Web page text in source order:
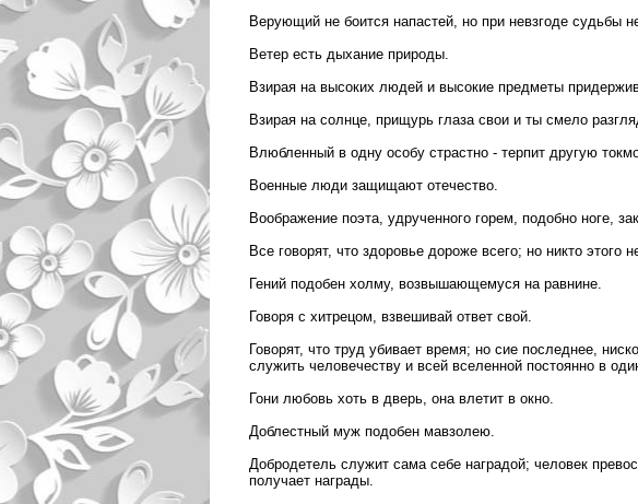
Верующий не боится напастей, но при невзгоде судьбы
Ветер есть дыхание природы.
Взирая на высоких людей и высокие предметы
Взирая на солнце, прищурь глаза свои и ты смело
Влюбленный в одну особу страстно - терпит другую
Военные люди защищают отечество.
Воображение поэта, удрученного горем, подобно ноге,
Все говорят, что здоровье дороже всего; но никто этого
Гений подобен холму, возвышающемуся на равнине.
Говоря с хитрецом, взвешивай ответ свой.
Говорят, что труд убивает время; но сие последнее,
служить человечеству и всей вселенной постоянно в
Гони любовь хоть в дверь, она влетит в окно.
Доблестный муж подобен мавзолею.
Добродетель служит сама себе наградой; человек
получает награды.